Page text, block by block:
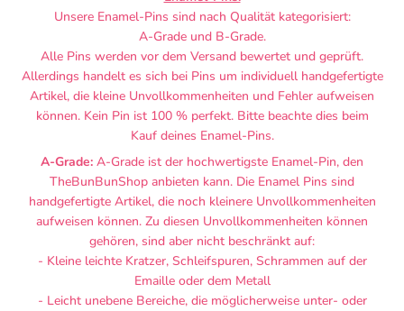
Unsere Enamel-Pins sind nach Qualität kategorisiert:
A-Grade und B-Grade.
Alle Pins werden vor dem Versand bewertet und geprüft.
Allerdings handelt es sich bei Pins um individuell handgefertigte
Artikel, die kleine Unvollkommenheiten und Fehler aufweisen
können. Kein Pin ist 100 % perfekt. Bitte beachte dies beim
Kauf deines Enamel-Pins.
A-Grade: A-Grade ist der hochwertigste Enamel-Pin, den
TheBunBunShop anbieten kann. Die Enamel Pins sind
handgefertigte Artikel, die noch kleinere Unvollkommenheiten
aufweisen können. Zu diesen Unvollkommenheiten können
gehören, sind aber nicht beschränkt auf:
- Kleine leichte Kratzer, Schleifspuren, Schrammen auf der
Emaille oder dem Metall
- Leicht unebene Bereiche, die möglicherweise unter- oder